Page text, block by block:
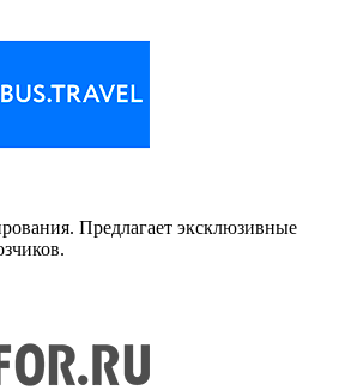
Предлагает эксклюзивные